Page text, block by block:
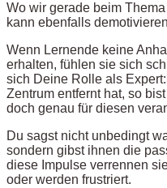
Wo wir gerade beim
kann ebenfalls
Wenn Lernende keine
erhalten, fühlen sie sich
sich Deine Rolle als
Zentrum entfernt hat, so
doch genau für diesen
Du sagst nicht unbedingt
sondern gibst ihnen die
diese Impulse verrennen
oder werden frustriert.